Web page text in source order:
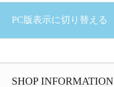
PC版表示に切り替える
SHOP INFORMATION